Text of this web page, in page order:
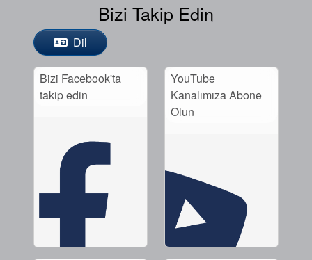
Akademi
Ürün Broşürleri
beyaz bültenler
Bizi Takip Edin
Dil
Bizi Facebook'ta
takip edin
YouTube
Kanalımıza Abone
Olun